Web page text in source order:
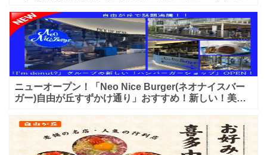
ニューオープン！「Neo Nice Burger(ネオナイスバー
ガー)自由が丘すずかけ通り」おすすめ！新しい！美味